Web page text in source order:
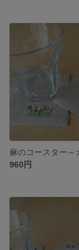
960円